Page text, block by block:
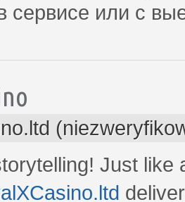
сервисе или с
Just like